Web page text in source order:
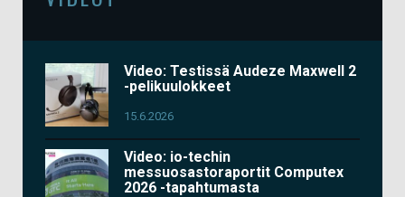
Video: Testissä Audeze Maxwell 2
-pelikuulokkeet
15.6.2026
Video: io-techin
messuosastoraportit Computex
2026 -tapahtumasta